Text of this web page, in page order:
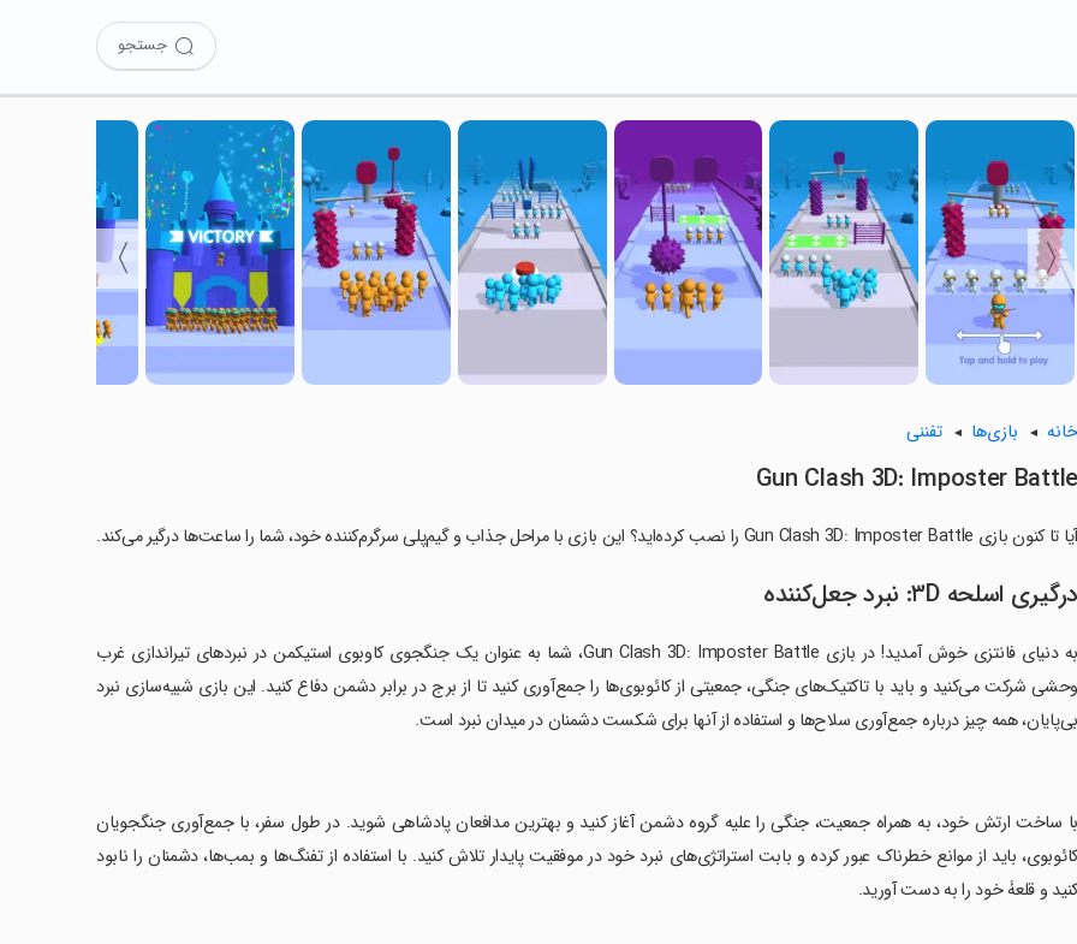
جستجو
〈
〉
خانه بازی‌ها تفننی
Gun Clash 3D: Imposter Battle
آیا تا کنون بازی Gun Clash 3D: Imposter Battle را نصب کرده‌اید؟ این بازی با مراحل جذاب و گیم‌پلی سرگرم‌کننده خود، شما را ساعت‌ها درگیر می‌کند.
درگیری اسلحه ۳D: نبرد جعل‌کننده
به دنیای فانتزی خوش آمدید! در بازی Gun Clash 3D: Imposter Battle، شما به عنوان یک جنگجوی کاوبوی استیکمن در نبردهای تیراندازی غرب
وحشی شرکت می‌کنید و باید با تاکتیک‌های جنگی، جمعیتی از کائوبوی‌ها را جمع‌آوری کنید تا از برج در برابر دشمن دفاع کنید. این بازی شبیه‌سازی نبرد
بی‌پایان، همه چیز درباره جمع‌آوری سلاح‌ها و استفاده از آنها برای شکست دشمنان در میدان نبرد است.
‏با ساخت ارتش خود، به همراه جمعیت، جنگی را علیه گروه دشمن آغاز کنید و بهترین مدافعان پادشاهی شوید. در طول سفر، با جمع‌آوری جنگجویان
کائوبوی، باید از موانع خطرناک عبور کرده و بابت استراتژی‌های نبرد خود در موفقیت پایدار تلاش کنید. با استفاده از تفنگ‌ها و بمب‌ها، دشمنان را نابود
کنید و قلعۀ خود را به دست آورید.